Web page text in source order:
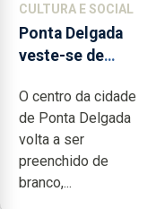
CULTURA E SOCIAL
Ponta Delgada
veste-se de
O centro da cidade
de Ponta Delgada
volta a ser
preenchido de
branco,...